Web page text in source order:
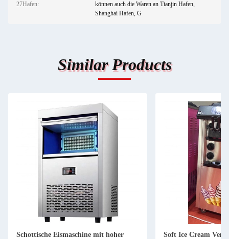
27Hafen:
können auch die Waren an Tianjin Hafen,
Shanghai Hafen, G
Similar Products
Schottische Eismaschine mit hoher
Soft Ice Cream